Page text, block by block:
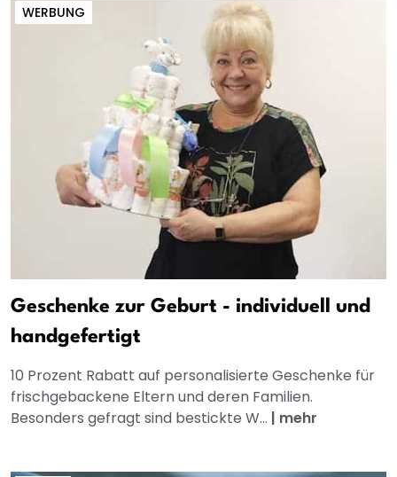
WERBUNG
Geschenke zur Geburt - individuell und
handgefertigt
10 Prozent Rabatt auf personalisierte Geschenke für
frischgebackene Eltern und deren Familien.
Besonders gefragt sind bestickte W... | mehr